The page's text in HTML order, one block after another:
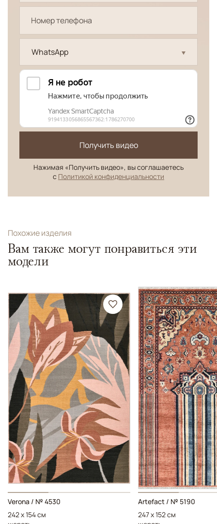
WhatsApp
Получить видео
Нажимая «Получить видео», вы соглашаетесь
с Политикой конфиденциальности
Похожие изделия
Вам также могут понравиться эти
модели
Verona / № 4530
242 x 154 см
Artefact / № 5190
247 x 152 см